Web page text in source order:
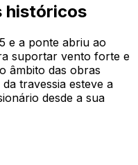
históricos
e a ponte abriu ao
suportar vento forte e
âmbito das obras
travessia esteve a
desde a sua